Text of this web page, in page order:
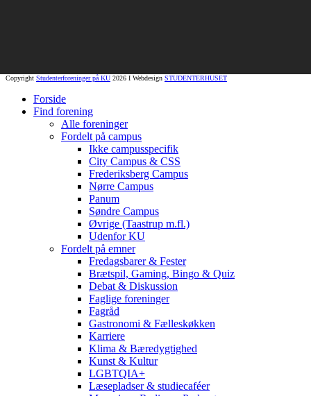
Copyright Studenterforeninger på KU 2026 I Webdesign STUDENTERHUSET
Forside
Find forening
Alle foreninger
Fordelt på campus
Ikke campusspecifik
City Campus & CSS
Frederiksberg Campus
Nørre Campus
Panum
Søndre Campus
Øvrige (Taastrup m.fl.)
Udenfor KU
Fordelt på emner
Fredagsbarer & Fester
Brætspil, Gaming, Bingo & Quiz
Debat & Diskussion
Faglige foreninger
Fagråd
Gastronomi & Fælleskøkken
Karriere
Klima & Bæredygtighed
Kunst & Kultur
LGBTQIA+
Læsepladser & studiecaféer